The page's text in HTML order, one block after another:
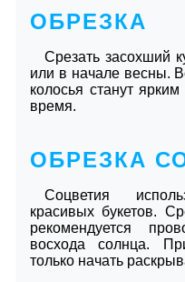
ОБРЕЗКА
Срезать засохший
или в начале весны.
колосья станут
время.
ОБРЕЗКА
Соцветия
красивых букетов.
рекомендуется
восхода солнца.
только начать